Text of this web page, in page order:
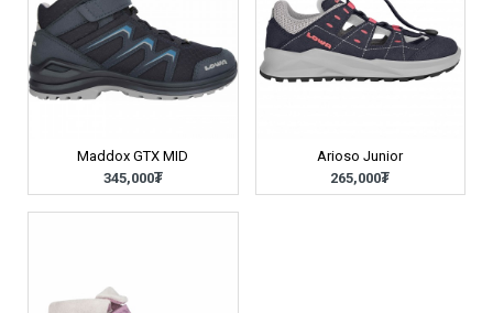
Maddox GTX MID
345,000₮
Arioso Junior
265,000₮